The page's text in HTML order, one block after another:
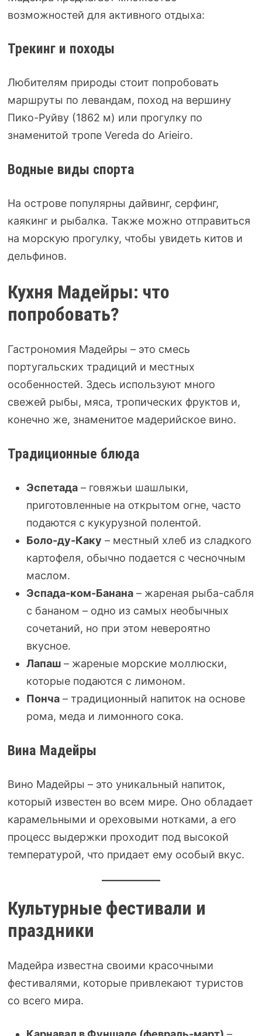
возможностей для активного отдыха:
Трекинг и походы
Любителям природы стоит попробовать
маршруты по левандам, поход на вершину
Пико-Руйву (1862 м) или прогулку по
знаменитой тропе Vereda do Arieiro.
Водные виды спорта
На острове популярны дайвинг, серфинг,
каякинг и рыбалка. Также можно отправиться
на морскую прогулку, чтобы увидеть китов и
дельфинов.
Кухня Мадейры: что
попробовать?
Гастрономия Мадейры – это смесь
португальских традиций и местных
особенностей. Здесь используют много
свежей рыбы, мяса, тропических фруктов и,
конечно же, знаменитое мадерийское вино.
Традиционные блюда
Эспетада– говяжьи шашлыки,
приготовленные на открытом огне, часто
подаются с кукурузной полентой.
Боло-ду-Каку – местный хлеб из сладкого
картофеля, обычно подается с чесночным
маслом.
Эспада-ком-Банана– жареная рыба-сабля
с бананом – одно из самых необычных
сочетаний, но при этом невероятно
вкусное.
Лапаш– жареные морские моллюски,
которые подаются с лимоном.
Понча– традиционный напиток на основе
рома, меда и лимонного сока.
Вина Мадейры
Вино Мадейры – это уникальный напиток,
который известен во всем мире. Оно обладает
карамельными и ореховыми нотками, а его
процесс выдержки проходит под высокой
температурой, что придает ему особый вкус.
Культурные фестивали и
праздники
Мадейра известна своими красочными
фестивалями, которые привлекают туристов
со всего мира.